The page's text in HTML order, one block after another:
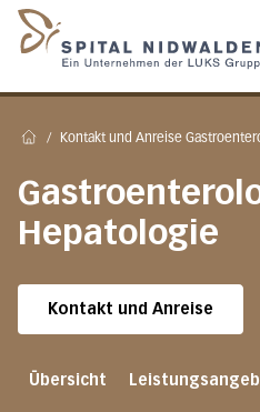
/ Kontakt und Anreise
Hepatologie
Kontakt und Anreise
Übersicht